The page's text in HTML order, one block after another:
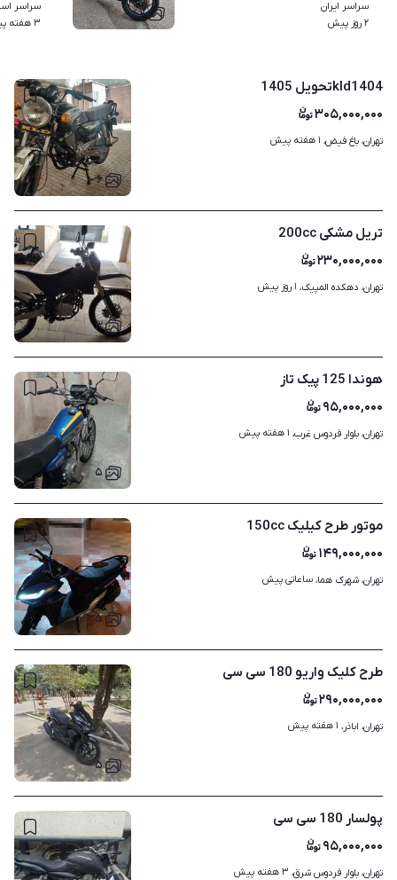
۷
سراسر ایران
۲ روز پیش
سراسر
۳ هفته پیش
۶
kld1404تحویل 1405
۳۰۵,۰۰۰,۰۰۰
تهران، باغ فیض، ۱ هفته پیش
۳
تریل مشکی 200cc
۲۳۰,۰۰۰,۰۰۰
تهران، دهکده المپیک، ۱ روز پیش
۵
هوندا 125 پیک تاز
۹۵,۰۰۰,۰۰۰
تهران، بلوار فردوس غرب، ۱ هفته پیش
۵
موتور طرح کیلیک 150cc
۱۴۹,۰۰۰,۰۰۰
تهران، شهرک هما، ساعاتی پیش
۵
طرح کلیک واریو 180 سی سی
۲۹۰,۰۰۰,۰۰۰
تهران، اباذر، ۱ هفته پیش
پولسار 180 سی سی
۹۵,۰۰۰,۰۰۰
تهران، بلوار فردوس شرق، ۳ هفته پیش